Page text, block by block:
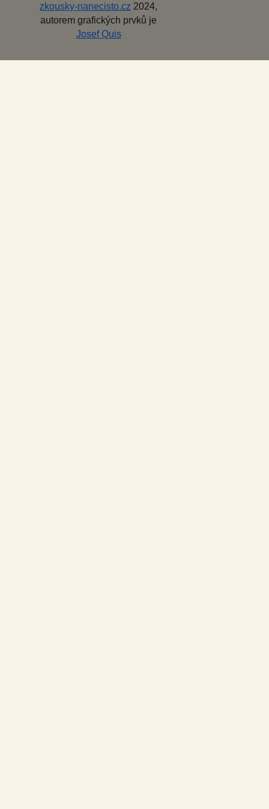
zkousky-nanecisto.cz 2024,
autorem grafických prvků je
Josef Quis